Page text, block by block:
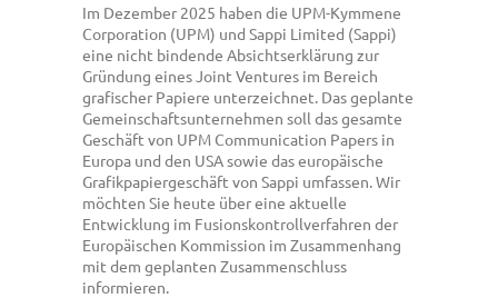
Im Dezember 2025 haben die UPM-Kymmene
Corporation (UPM) und Sappi Limited (Sappi)
eine nicht bindende Absichtserklärung zur
Gründung eines Joint Ventures im Bereich
grafischer Papiere unterzeichnet. Das geplante
Gemeinschaftsunternehmen soll das gesamte
Geschäft von UPM Communication Papers in
Europa und den USA sowie das europäische
Grafikpapiergeschäft von Sappi umfassen. Wir
möchten Sie heute über eine aktuelle
Entwicklung im Fusionskontrollverfahren der
Europäischen Kommission im Zusammenhang
mit dem geplanten Zusammenschluss
informieren.